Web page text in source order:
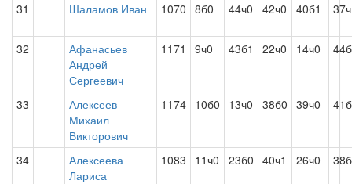
31 Шаламов Иван 1070 8б0 44ч0 42ч0 40б1
32
Афанасьев
Андрей
Сергеевич
1171 9ч0 43б1 22ч0 14ч0
33
Алексеев
Михаил
Викторович
1174 10б0 13ч0 38б0 39ч0
34
Алексеева
Лариса
1083 11ч0 23б0 40ч1 26ч0